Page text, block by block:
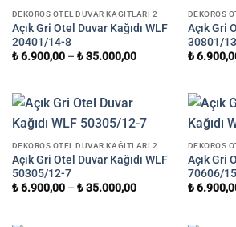
DEKOROS OTEL DUVAR KAĞITLARI 2
Açık Gri Otel Duvar Kağıdı WLF
20401/14-8
₺6.900,00– ₺35.000,00
DEKOROS
Açık Gri
30801/
₺
DEKOROS OTEL DUVAR KAĞITLARI 2
Açık Gri Otel Duvar Kağıdı WLF
50305/12-7
₺6.900,00– ₺35.000,00
DEKOROS
Açık Gri
70606/
₺